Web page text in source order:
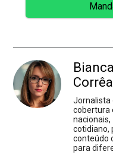
Corrêa
Jornalista
cobertura
cotidiano,
conteúdo
para